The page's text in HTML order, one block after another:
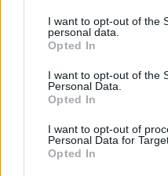
I want to opt-out of the
personal data.
Opted In
I want to opt-out of the
Personal Data.
Opted In
I want to opt-out of
Personal Data for
Opted In